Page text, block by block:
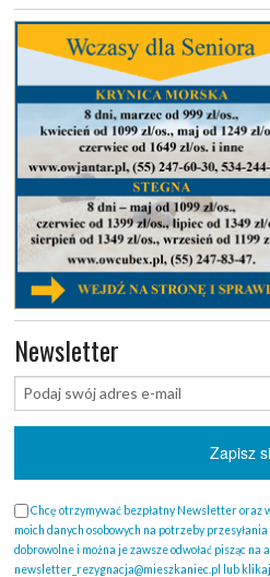
Newsletter
Chcę otrzymywać bezpłatny Newsletter oraz
moich danych osobowych na potrzeby
dobrowolne i można je zawsze odwołać pisząc na
newsletter_rezygnacja@mieszkaniec.pl lub